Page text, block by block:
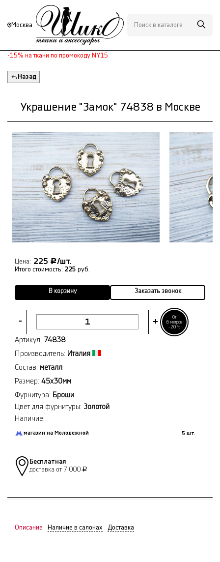
Москва
-15% на ткани по промокоду NY15
Назад
Украшение "Замок" 74838 в Москве
- +
От
6 метров
-20%
Цена: 225 Р/шт.
Итого стоимость: 225 руб.
В корзину Заказать звонок
Артикул: 74838
Производитель: Италия
Состав: металл
Размер: 45х30мм
Фурнитура: Броши
Цвет для фурнитуры: Золотой
Наличие:
магазин на Молодежной 5 шт.
Бесплатная
доставка от 7 000 Р
Описание Наличие в салонах Доставка